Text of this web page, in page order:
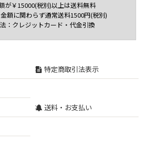
が￥15000(税別)以上は送料無料
額に関わらず通常送料1500円(税別)
：クレジットカード・代金引換
特定商取引法表示
送料・お支払い